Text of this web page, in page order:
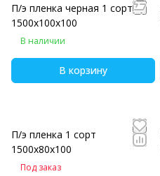
П/э пленка черная 1 сорт
1500х100х100
В наличии
В корзину
П/э пленка 1 сорт
1500х80х100
Под заказ